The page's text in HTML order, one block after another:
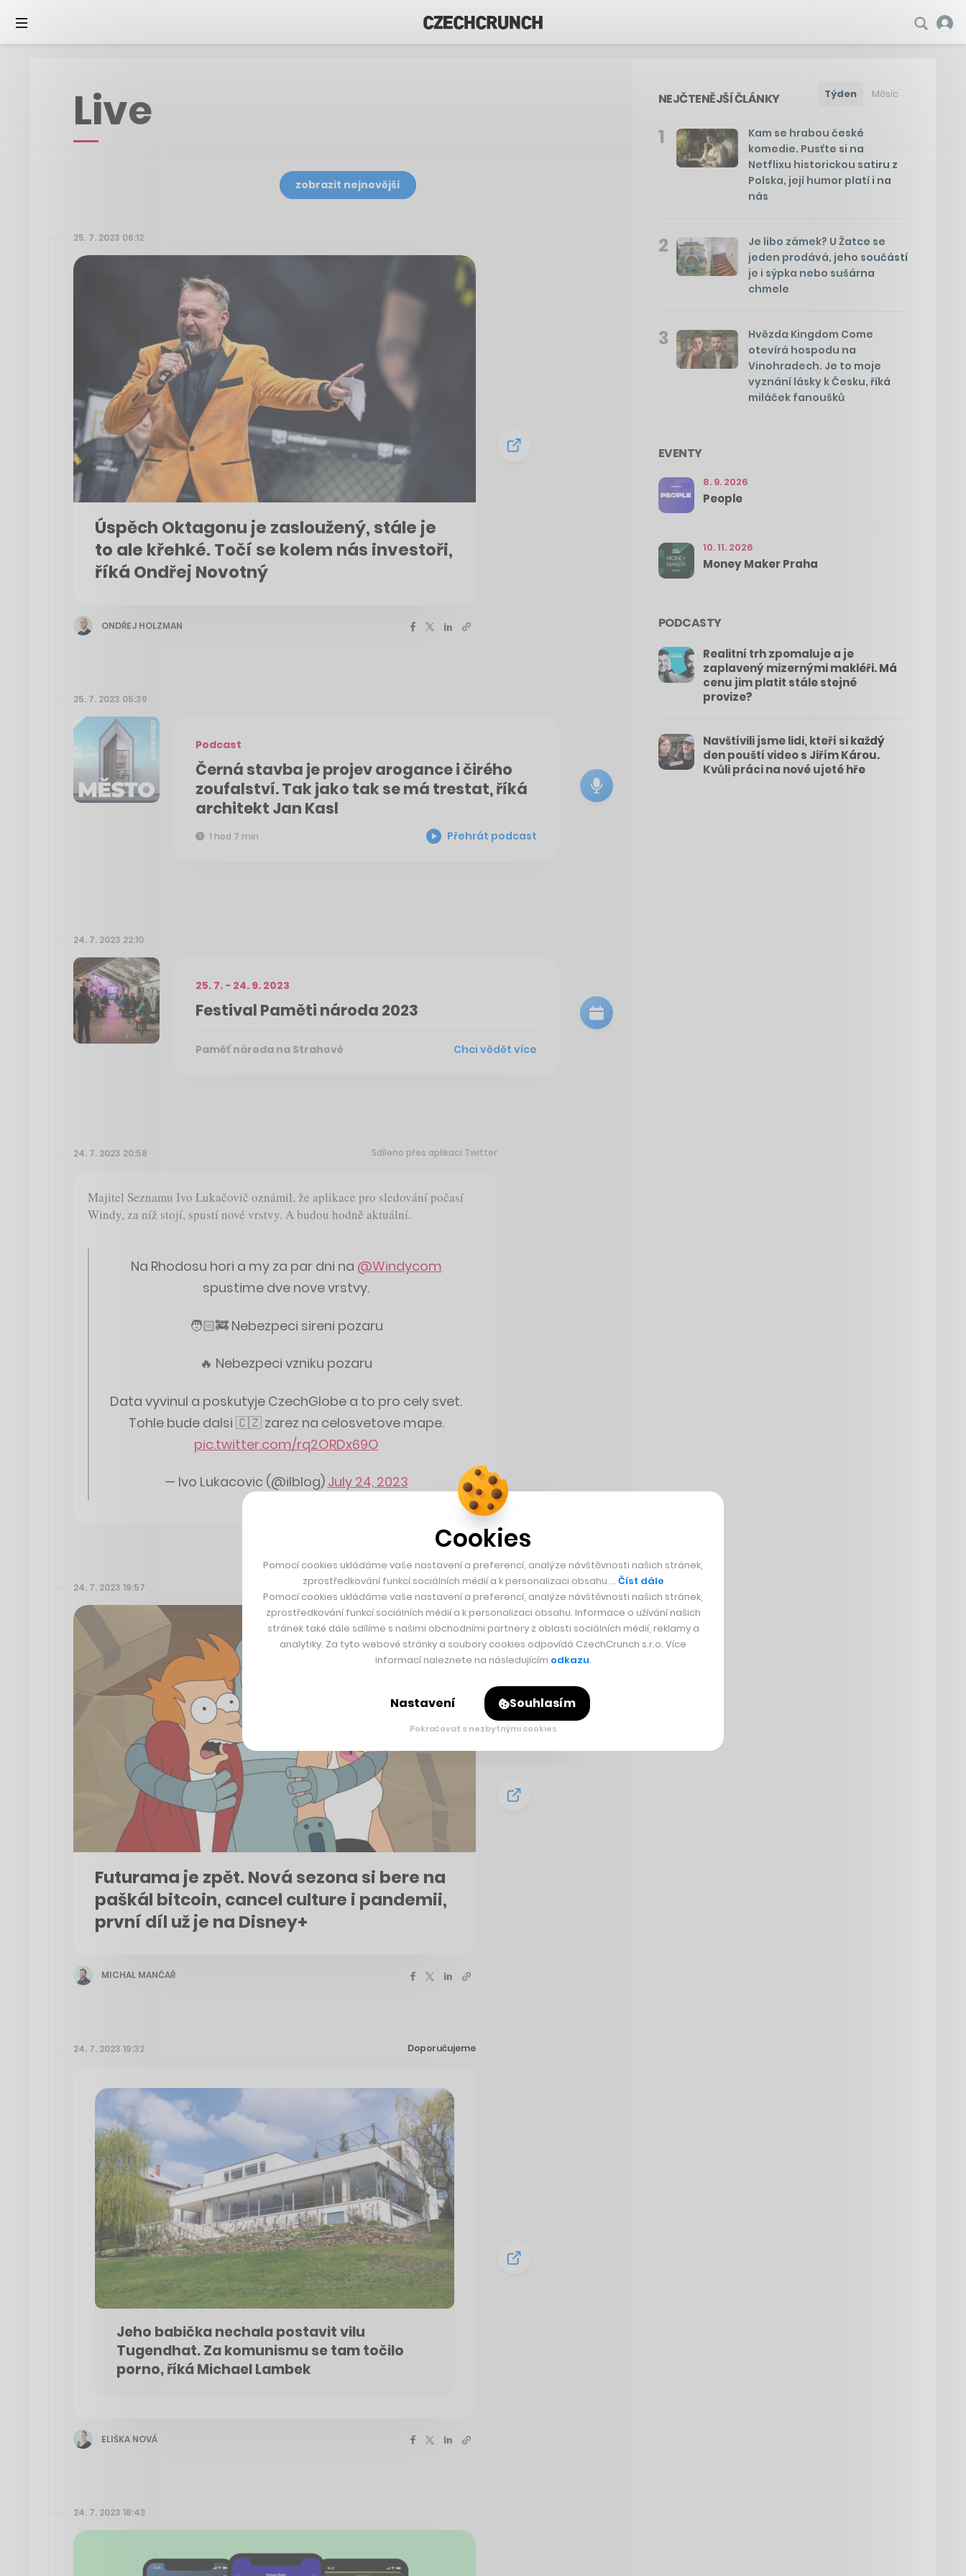
Live
zobrazit nejnovější
25. 7. 2023 06:12
Úspěch Oktagonu je zasloužený, stále je
to ale křehké. Točí se kolem nás investoři,
říká Ondřej Novotný
ONDŘEJ HOLZMAN
25. 7. 2023 05:39
Podcast
Černá stavba je projev arogance i čirého
zoufalství. Tak jako tak se má trestat, říká
architekt Jan Kasl
1 hod 7 min Přehrát podcast
24. 7. 2023 22:10
25. 7. - 24. 9. 2023
Festival Paměti národa 2023
Paměť národa na Strahově Chci vědět více
24. 7. 2023 20:58 Sdíleno přes aplikaci Twitter
Majitel Seznamu Ivo Lukačovič oznámil, že aplikace pro sledování počasí
Windy, za níž stojí, spustí nové vrstvy. A budou hodně aktuální.
Na Rhodosu hori a my za par dni na @Windycom
spustime dve nove vrstvy.
🧑🏻‍🚒 Nebezpeci sireni pozaru
🔥 Nebezpeci vzniku pozaru
Data vyvinul a poskutyje CzechGlobe a to pro cely svet.
Tohle bude dalsi 🇨🇿 zarez na celosvetove mape.
pic.twitter.com/rq2ORDx69O
— Ivo Lukacovic (@ilblog) July 24, 2023
24. 7. 2023 19:57
Futurama je zpět. Nová sezona si bere na
paškál bitcoin, cancel culture i pandemii,
první díl už je na Disney+
MICHAL MANČAŘ
24. 7. 2023 19:32 Doporučujeme
Jeho babička nechala postavit vilu
Tugendhat. Za komunismu se tam točilo
porno, říká Michael Lambek
ELIŠKA NOVÁ
24. 7. 2023 18:43
NEJČTENĚJŠÍ ČLÁNKY Týden Měsíc
1
Kam se hrabou české
komedie. Pusťte si na
Netflixu historickou satiru z
Polska, její humor platí i na
nás
2
Je libo zámek? U Žatce se
jeden prodává, jeho součástí
je i sýpka nebo sušárna
chmele
3
Hvězda Kingdom Come
otevírá hospodu na
Vinohradech. Je to moje
vyznání lásky k Česku, říká
miláček fanoušků
EVENTY
8. 9. 2026
People
10. 11. 2026
Money Maker Praha
PODCASTY
Realitní trh zpomaluje a je
zaplavený mizernými makléři. Má
cenu jim platit stále stejné
provize?
Navštívili jsme lidi, kteří si každý
den pouští video s Jiřím Károu.
Kvůli práci na nové ujeté hře
Cookies
Pomocí cookies ukládáme vaše nastavení a preferencí, analýze návštěvnosti našich stránek,
zprostředkování funkcí sociálních médií a k personalizaci obsahu … Číst dále
Pomocí cookies ukládáme vaše nastavení a preferencí, analýze návštěvnosti našich stránek,
zprostředkování funkcí sociálních médií a k personalizaci obsahu. Informace o užívání našich
stránek také dále sdílíme s našimi obchodními partnery z oblasti sociálních médií, reklamy a
analytiky. Za tyto webové stránky a soubory cookies odpovídá CzechCrunch s.r.o. Více
informací naleznete na následujícím odkazu.
Nastavení Souhlasím
Pokračovat s nezbytnými cookies